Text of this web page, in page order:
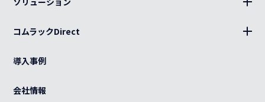
キャビネット、部材
分電盤
特注品
キッティング
熱対策
コムラックDirect
カート
ご利用ガイド
導入事例
会社情報